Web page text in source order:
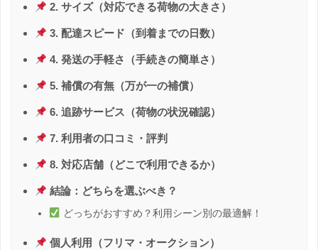
2. サイズ（対応できる荷物の大きさ）
3. 配達スピード（到着までの日数）
4. 発送の手軽さ（手続きの簡単さ）
5. 補償の有無（万が一の補償）
6. 追跡サービス（荷物の状況確認）
7. 利用者の口コミ・評判
8. 対応店舗（どこで利用できるか）
結論：どちらを選ぶべき？
どっちがおすすめ？利用シーン別の最適解！
個人利用（フリマ・オークション）